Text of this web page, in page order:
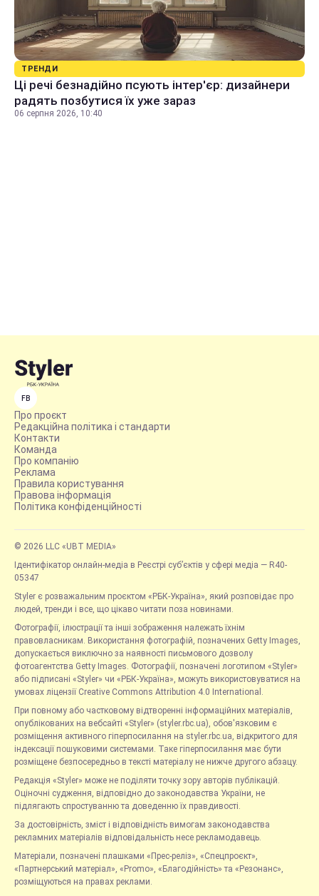
ТРЕНДИ
Ці речі безнадійно псують інтер'єр: дизайнери
радять позбутися їх уже зараз
06 серпня 2026, 10:40
FB
Про проєкт
Редакційна політика і стандарти
Контакти
Команда
Про компанію
Реклама
Правила користування
Правова інформація
Політика конфіденційності
© 2026 LLC «UBT MEDIA»
Ідентифікатор онлайн-медіа в Реєстрі суб’єктів у сфері медіа — R40-
05347
Styler є розважальним проєктом «РБК-Україна», який розповідає про
людей, тренди і все, що цікаво читати поза новинами.
Фотографії, ілюстрації та інші зображення належать їхнім
правовласникам. Використання фотографій, позначених Getty Images,
допускається виключно за наявності письмового дозволу
фотоагентства Getty Images. Фотографії, позначені логотипом «Styler»
або підписані «Styler» чи «РБК-Україна», можуть використовуватися на
умовах ліцензії Creative Commons Attribution 4.0 International.
При повному або частковому відтворенні інформаційних матеріалів,
опублікованих на вебсайті «Styler» (styler.rbc.ua), обов'язковим є
розміщення активного гіперпосилання на styler.rbc.ua, відкритого для
індексації пошуковими системами. Таке гіперпосилання має бути
розміщене безпосередньо в тексті матеріалу не нижче другого абзацу.
Редакція «Styler» може не поділяти точку зору авторів публікацій.
Оціночні судження, відповідно до законодавства України, не
підлягають спростуванню та доведенню їх правдивості.
За достовірність, зміст і відповідність вимогам законодавства
рекламних матеріалів відповідальність несе рекламодавець.
Матеріали, позначені плашками «Прес-реліз», «Спецпроєкт»,
«Партнерський матеріал», «Promo», «Благодійність» та «Резонанс»,
розміщуються на правах реклами.